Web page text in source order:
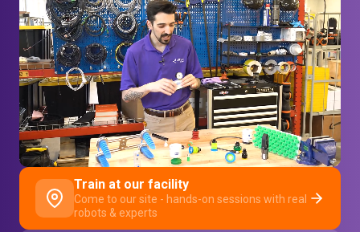
Train at our facility
Come to our site - hands-on sessions with real
robots & experts